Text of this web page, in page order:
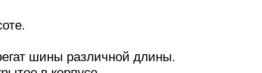
шины различной длины.